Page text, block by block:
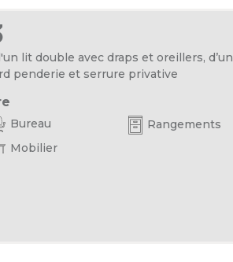
lit double avec draps et oreillers, d’un
penderie et serrure privative
Bureau
Rangements
Mobilier